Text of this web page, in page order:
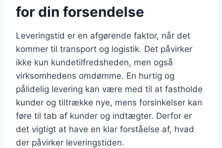
for din forsendelse
Leveringstid er en afgørende faktor, når det
kommer til transport og logistik. Det påvirker
ikke kun kundetilfredsheden, men også
virksomhedens omdømme. En hurtig og
pålidelig levering kan være med til at fastholde
kunder og tiltrække nye, mens forsinkelser kan
føre til tab af kunder og indtægter. Derfor er
det vigtigt at have en klar forståelse af, hvad
der påvirker leveringstiden.